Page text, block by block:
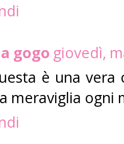
gogo giovedì,
è una
meraviglia ogni